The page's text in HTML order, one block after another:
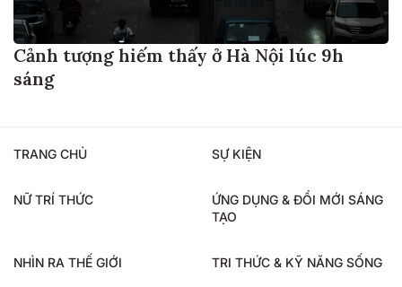
Cảnh tượng hiếm thấy ở Hà Nội lúc 9h
sáng
TRANG CHỦ SỰ KIỆN
NỮ TRÍ THỨC
ỨNG DỤNG & ĐỔI MỚI SÁNG
TẠO
NHÌN RA THẾ GIỚI TRI THỨC & KỸ NĂNG SỐNG